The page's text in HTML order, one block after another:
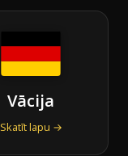
Vācija
Skatīt lapu →